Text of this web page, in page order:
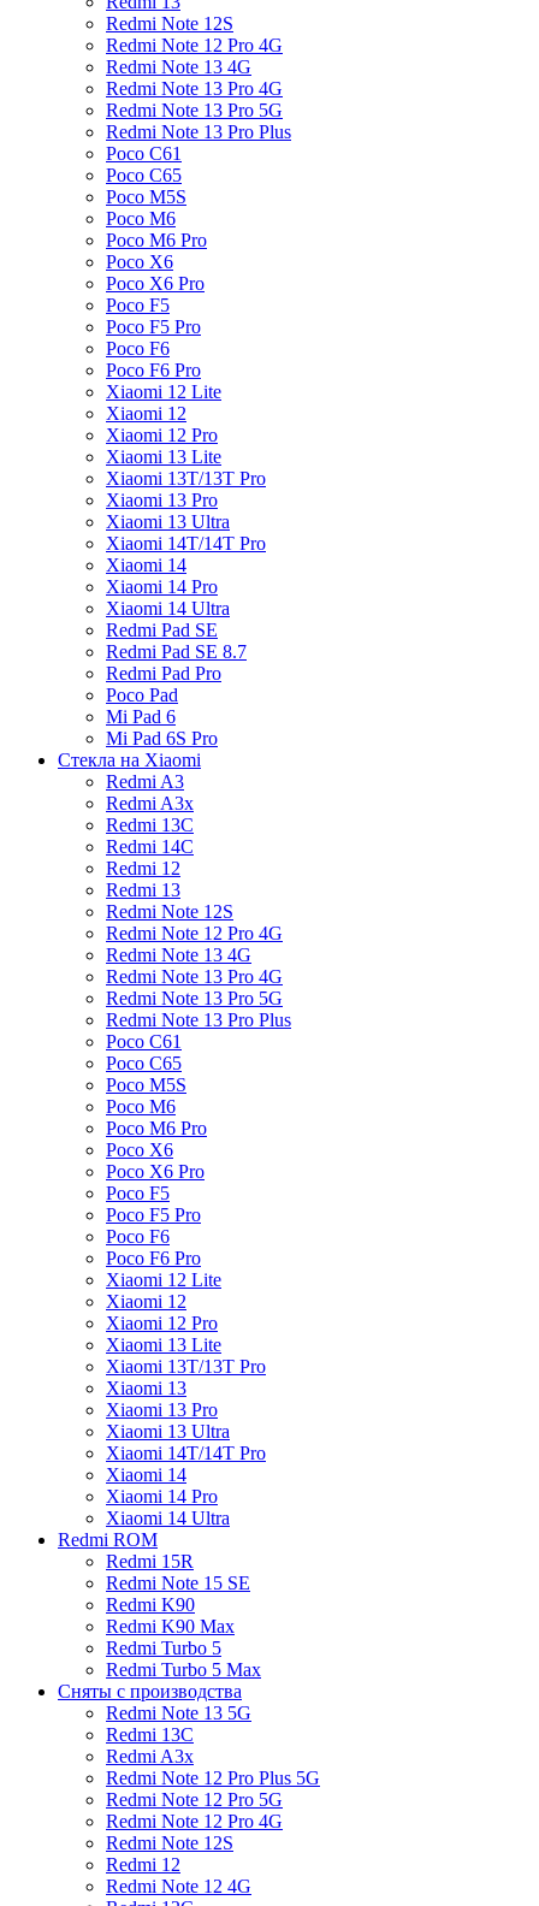
Redmi Note 12S
Redmi Note 12 Pro 4G
Redmi Note 13 4G
Redmi Note 13 Pro 4G
Redmi Note 13 Pro 5G
Redmi Note 13 Pro Plus
Poco C61
Poco C65
Poco M5S
Poco M6
Poco M6 Pro
Poco X6
Poco X6 Pro
Poco F5
Poco F5 Pro
Poco F6
Poco F6 Pro
Xiaomi 12 Lite
Xiaomi 12
Xiaomi 12 Pro
Xiaomi 13 Lite
Xiaomi 13T/13T Pro
Xiaomi 13 Pro
Xiaomi 13 Ultra
Xiaomi 14T/14T Pro
Xiaomi 14
Xiaomi 14 Pro
Xiaomi 14 Ultra
Redmi Pad SE
Redmi Pad SE 8.7
Redmi Pad Pro
Poco Pad
Mi Pad 6
Mi Pad 6S Pro
Стекла на Xiaomi
Redmi A3
Redmi A3x
Redmi 13C
Redmi 14C
Redmi 12
Redmi 13
Redmi Note 12S
Redmi Note 12 Pro 4G
Redmi Note 13 4G
Redmi Note 13 Pro 4G
Redmi Note 13 Pro 5G
Redmi Note 13 Pro Plus
Poco C61
Poco C65
Poco M5S
Poco M6
Poco M6 Pro
Poco X6
Poco X6 Pro
Poco F5
Poco F5 Pro
Poco F6
Poco F6 Pro
Xiaomi 12 Lite
Xiaomi 12
Xiaomi 12 Pro
Xiaomi 13 Lite
Xiaomi 13T/13T Pro
Xiaomi 13
Xiaomi 13 Pro
Xiaomi 13 Ultra
Xiaomi 14T/14T Pro
Xiaomi 14
Xiaomi 14 Pro
Xiaomi 14 Ultra
Redmi ROM
Redmi 15R
Redmi Note 15 SE
Redmi K90
Redmi K90 Max
Redmi Turbo 5
Redmi Turbo 5 Max
Сняты с производства
Redmi Note 13 5G
Redmi 13C
Redmi A3x
Redmi Note 12 Pro Plus 5G
Redmi Note 12 Pro 5G
Redmi Note 12 Pro 4G
Redmi Note 12S
Redmi 12
Redmi Note 12 4G